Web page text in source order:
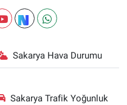
Sakarya Hava Durumu
Sakarya Trafik Yoğunluk